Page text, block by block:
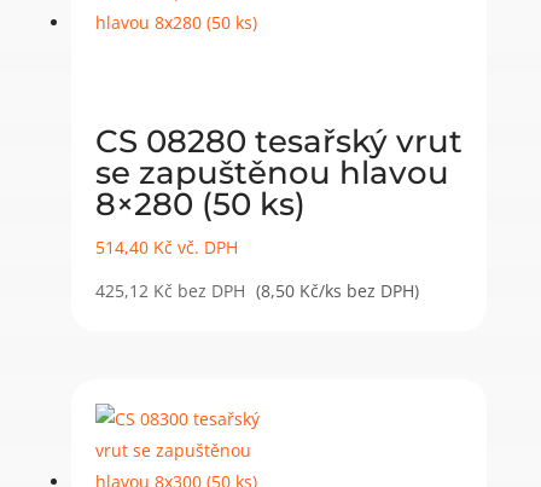
CS 08280 tesařský vrut
se zapuštěnou hlavou
8×280 (50 ks)
514,40 Kč vč. DPH
425,12 Kč bez DPH (8,50 Kč/ks bez DPH)